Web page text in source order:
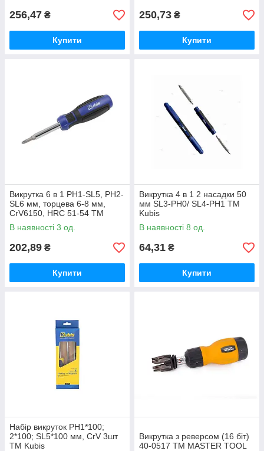
256,47 ₴
Купити
250,73 ₴
Купити
Викрутка 6 в 1 PH1-SL5, PH2-
SL6 мм, торцева 6-8 мм,
CrV6150, HRC 51-54 ТМ
Kubis
В наявності 3 од.
202,89 ₴
Купити
Викрутка 4 в 1 2 насадки 50
мм SL3-PH0/ SL4-PH1 ТМ
Kubis
В наявності 8 од.
64,31 ₴
Купити
Набір викруток PH1*100;
2*100; SL5*100 мм, CrV 3шт
ТМ Kubis
Викрутка з реверсом (16 біт)
40-0517 ТМ MASTER TOOL